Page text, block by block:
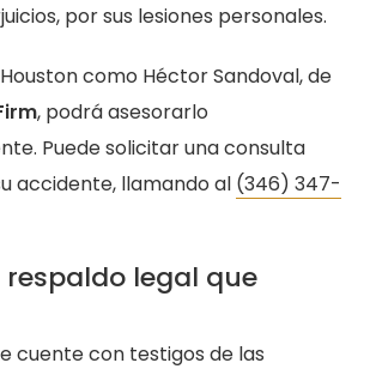
por sus lesiones personales.
como Héctor Sandoval, de
, podrá asesorarlo
Puede solicitar una consulta
accidente, llamando al (346) 347-
legal que
cuente con testigos de las